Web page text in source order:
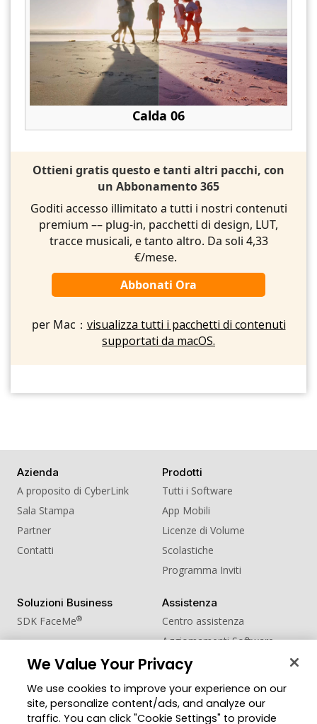
Calda 06
Ottieni gratis questo e tanti altri pacchi, con
un Abbonamento 365
Goditi accesso illimitato a tutti i nostri contenuti
premium –– plug-in, pacchetti di design, LUT,
tracce musicali, e tanto altro. Da soli 4,33
€/mese.
Abbonati Ora
per Mac： visualizza tutti i pacchetti di contenuti
supportati da macOS.
Azienda
A proposito di CyberLink
Sala Stampa
Partner
Contatti
Prodotti
Tutti i Software
App Mobili
Licenze di Volume
Scolastiche
Programma Inviti
Soluzioni Business
SDK FaceMe®
Assistenza
Centro assistenza
Aggiornamenti Software
Centro Apprendimento
Comunità
Zona Utenti
Cambia regione
We Value Your Privacy
We use cookies to improve your experience on our
site, personalize content/ads, and analyze our
traffic. You can click "Cookie Settings" to provide